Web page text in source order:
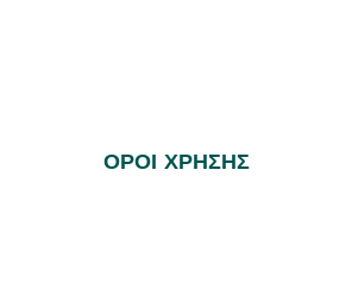
ΟΡΟΙ ΧΡΗΣΗΣ